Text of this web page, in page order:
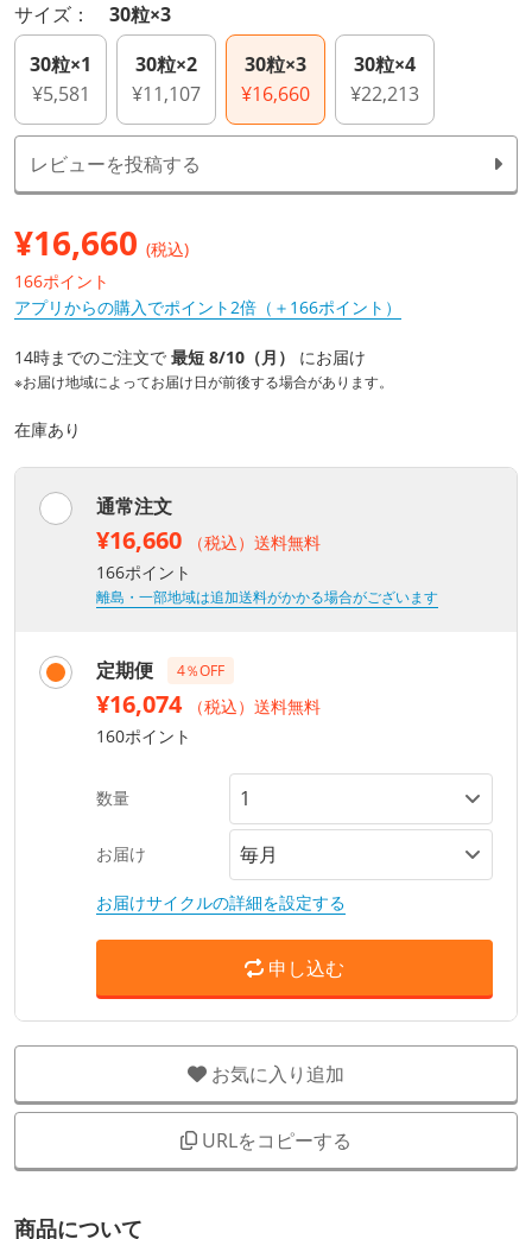
サイズ： 30粒×3
30粒×1
¥5,581
30粒×2
¥11,107
30粒×3
¥16,660
30粒×4
¥22,213
レビューを投稿する
¥16,660 (税込)
166ポイント
アプリからの購入でポイント2倍（＋166ポイント）
14時までのご注文で 最短 8/10（月） にお届け
※お届け地域によってお届け日が前後する場合があります。
在庫あり
通常注文
¥16,660
（税込）送料無料
166ポイント
離島・一部地域は追加送料がかかる場合がございます
定期便 4％OFF
¥16,074
（税込）送料無料
160ポイント
数量
お届け
お届けサイクルの詳細を設定する
申し込む
お気に入り追加
URLをコピーする
商品について